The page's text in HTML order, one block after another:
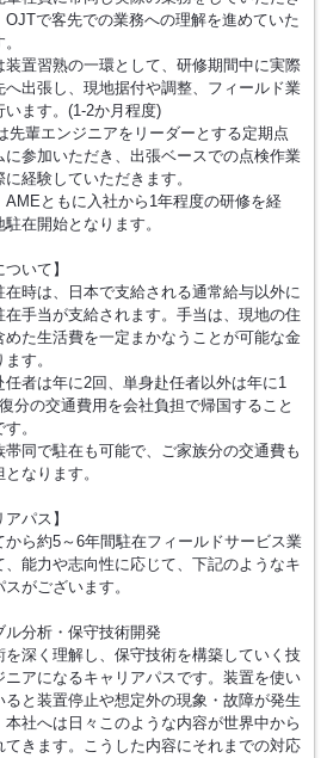
OJTで客先での業務への理解を進めていた
装置習熟の一環として、研修期間中に実際
へ出張し、現地据付や調整、フィールド業
います。(1-2か月程度)
先輩エンジニアをリーダーとする定期点
に参加いただき、出張ベースでの点検作業
に経験していただきます。
AMEともに入社から1年程度の研修を経
在開始となります。
ついて】
在時は、日本で支給される通常給与以外に
在手当が支給されます。手当は、現地の住
めた生活費を一定まかなうことが可能な金
す。
任者は年に2回、単身赴任者以外は年に1
分の交通費用を会社負担で帰国すること
。
帯同で駐在も可能で、ご家族分の交通費も
なります。
アパス】
から約5～6年間駐在フィールドサービス業
、能力や志向性に応じて、下記のようなキ
スがございます。
分析・保守技術開発
を深く理解し、保守技術を構築していく技
ニアになるキャリアパスです。装置を使い
ると装置停止や想定外の現象・故障が発生
本社へは日々このような内容が世界中から
てきます。こうした内容にそれまでの対応